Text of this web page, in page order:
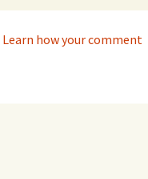
Learn how your comment